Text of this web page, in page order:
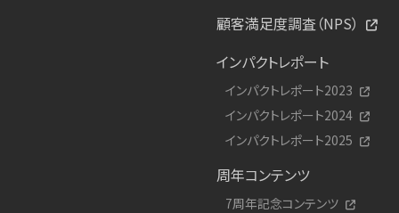
顧客満足度調査（NPS）
インパクトレポート
インパクトレポート2023
インパクトレポート2024
インパクトレポート2025
周年コンテンツ
7周年記念コンテンツ